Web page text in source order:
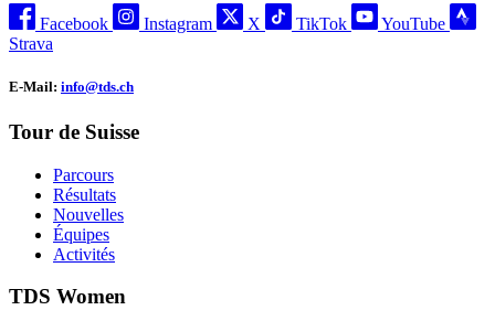
Facebook Instagram X TikTok
YouTube
Strava
E-Mail: info@tds.ch
Tour de Suisse
Parcours
Résultats
Nouvelles
Équipes
Activités
TDS Women